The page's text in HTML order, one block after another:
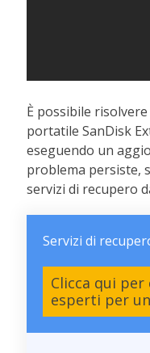
È possibile
portatile SanDisk
eseguendo un
problema persiste,
servizi di recupero
Servizi di
Clicca qui
esperti per